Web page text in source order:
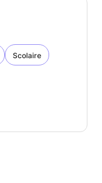
Scolaire